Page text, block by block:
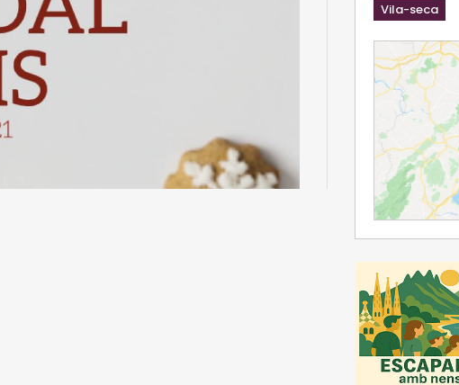
Vila-seca